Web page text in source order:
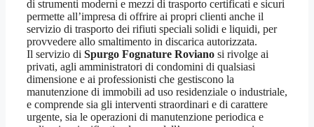
di strumenti moderni e mezzi di trasporto certificati e sicuri
permette all’impresa di offrire ai propri clienti anche il
servizio di trasporto dei rifiuti speciali solidi e liquidi, per
provvedere allo smaltimento in discarica autorizzata.
Il servizio di Spurgo Fognature Roviano si rivolge ai
privati, agli amministratori di condomini di qualsiasi
dimensione e ai professionisti che gestiscono la
manutenzione di immobili ad uso residenziale o industriale,
e comprende sia gli interventi straordinari e di carattere
urgente, sia le operazioni di manutenzione periodica e